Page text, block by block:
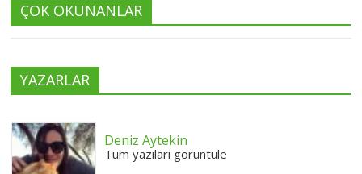
ÇOK OKUNANLAR
YAZARLAR
Deniz Aytekin
Tüm yazıları görüntüle